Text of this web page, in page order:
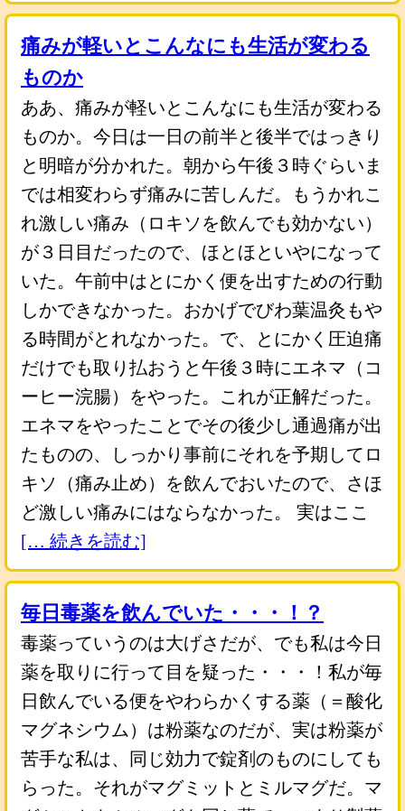
痛みが軽いとこんなにも生活が変わる
ものか
ああ、痛みが軽いとこんなにも生活が変わる
ものか。今日は一日の前半と後半ではっきり
と明暗が分かれた。朝から午後３時ぐらいま
では相変わらず痛みに苦しんだ。もうかれこ
れ激しい痛み（ロキソを飲んでも効かない）
が３日目だったので、ほとほといやになって
いた。午前中はとにかく便を出すための行動
しかできなかった。おかげでびわ葉温灸もや
る時間がとれなかった。で、とにかく圧迫痛
だけでも取り払おうと午後３時にエネマ（コ
ーヒー浣腸）をやった。これが正解だった。
エネマをやったことでその後少し通過痛が出
たものの、しっかり事前にそれを予期してロ
キソ（痛み止め）を飲んでおいたので、さほ
ど激しい痛みにはならなかった。 実はここ
[… 続きを読む]
毎日毒薬を飲んでいた・・・！？
毒薬っていうのは大げさだが、でも私は今日
薬を取りに行って目を疑った・・・！私が毎
日飲んでいる便をやわらかくする薬（＝酸化
マグネシウム）は粉薬なのだが、実は粉薬が
苦手な私は、同じ効力で錠剤のものにしても
らった。それがマグミットとミルマグだ。マ